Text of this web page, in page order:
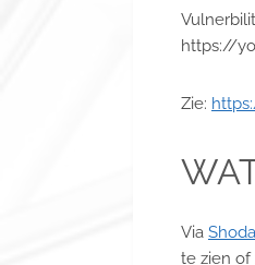
https://
Zie:
Via
te zien of